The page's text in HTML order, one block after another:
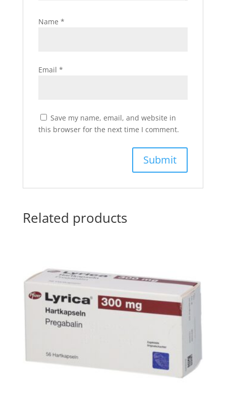
Name *
Email *
Save my name, email, and website in
this browser for the next time I comment.
Related products